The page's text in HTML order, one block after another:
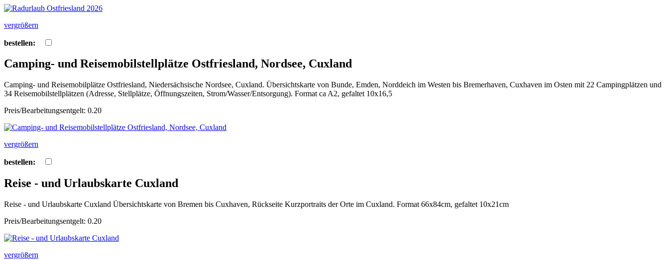
vergrößern
bestellen:
Camping- und Reisemobilstellplätze Ostfriesland, Nordsee, Cuxland
Camping- und Reisemobilplätze Ostfriesland, Niedersächsische Nordsee, Cuxland. Übersichtskarte von Bunde, Emden, Norddeich im Westen bis Bremerhaven, Cuxhaven im Osten mit 22 Campingplätzen und
34 Reisemobilstellplätzen (Adresse, Stellplätze, Öffnungszeiten, Strom/Wasser/Entsorgung). Format ca A2, gefaltet 10x16,5
Preis/Bearbeitungsentgelt: 0.20
vergrößern
bestellen:
Reise - und Urlaubskarte Cuxland
Reise - und Urlaubskarte Cuxland Übersichtskarte von Bremen bis Cuxhaven, Rückseite Kurzportraits der Orte im Cuxland. Format 66x84cm, gefaltet 10x21cm
Preis/Bearbeitungsentgelt: 0.20
vergrößern